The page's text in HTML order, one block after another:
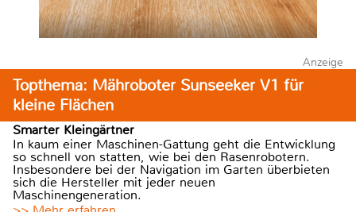
Anzeige
Topthema: Mähroboter Sunseeker V1 für
kleine Flächen
Smarter Kleingärtner
In kaum einer Maschinen-Gattung geht die Entwicklung
so schnell von statten, wie bei den Rasenrobotern.
Insbesondere bei der Navigation im Garten überbieten
sich die Hersteller mit jeder neuen
Maschinengeneration.